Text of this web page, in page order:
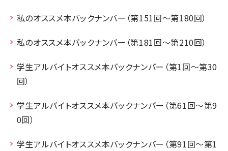
私のオススメ本バックナンバー（第151回～第180回）
私のオススメ本バックナンバー（第181回～第210回）
学生アルバイトオススメ本バックナンバー（第1回～第30
回）
学生アルバイトオススメ本バックナンバー（第61回～第9
0回）
学生アルバイトオススメ本バックナンバー（第91回～第1